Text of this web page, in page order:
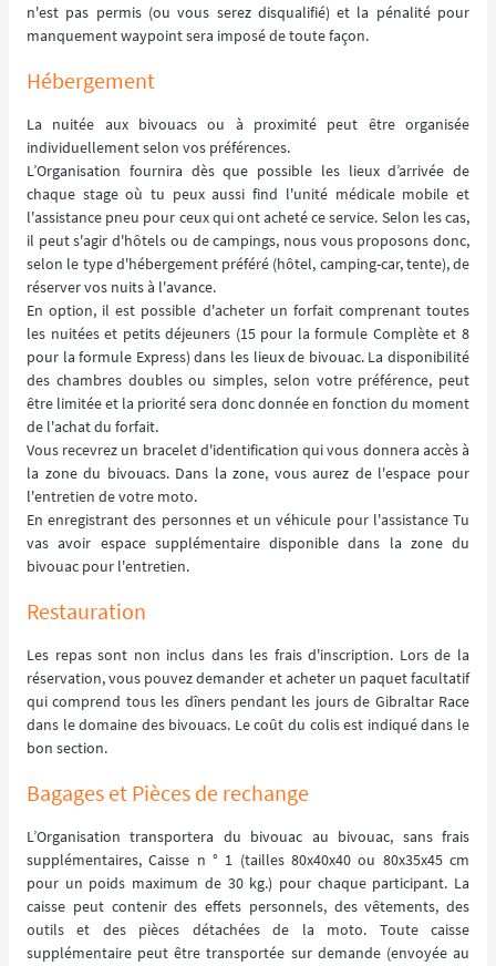
n'est pas permis (ou vous serez disqualifié) et la pénalité pour
manquement waypoint sera imposé de toute façon.
Hébergement
La nuitée aux bivouacs ou à proximité peut être organisée
individuellement selon vos préférences.
L’Organisation fournira dès que possible les lieux d’arrivée de
chaque stage où tu peux aussi find l'unité médicale mobile et
l'assistance pneu pour ceux qui ont acheté ce service. Selon les cas,
il peut s'agir d'hôtels ou de campings, nous vous proposons donc,
selon le type d'hébergement préféré (hôtel, camping-car, tente), de
réserver vos nuits à l'avance.
En option, il est possible d'acheter un forfait comprenant toutes
les nuitées et petits déjeuners (15 pour la formule Complète et 8
pour la formule Express) dans les lieux de bivouac. La disponibilité
des chambres doubles ou simples, selon votre préférence, peut
être limitée et la priorité sera donc donnée en fonction du moment
de l'achat du forfait.
Vous recevrez un bracelet d'identification qui vous donnera accès à
la zone du bivouacs. Dans la zone, vous aurez de l'espace pour
l'entretien de votre moto.
En enregistrant des personnes et un véhicule pour l'assistance Tu
vas avoir espace supplémentaire disponible dans la zone du
bivouac pour l'entretien.
Restauration
Les repas sont non inclus dans les frais d'inscription. Lors de la
réservation, vous pouvez demander et acheter un paquet facultatif
qui comprend tous les dîners pendant les jours de Gibraltar Race
dans le domaine des bivouacs. Le coût du colis est indiqué dans le
bon section.
Bagages et Pièces de rechange
L’Organisation transportera du bivouac au bivouac, sans frais
supplémentaires, Caisse n ° 1 (tailles 80x40x40 ou 80x35x45 cm
pour un poids maximum de 30 kg.) pour chaque participant. La
caisse peut contenir des effets personnels, des vêtements, des
outils et des pièces détachées de la moto. Toute caisse
supplémentaire peut être transportée sur demande (envoyée au